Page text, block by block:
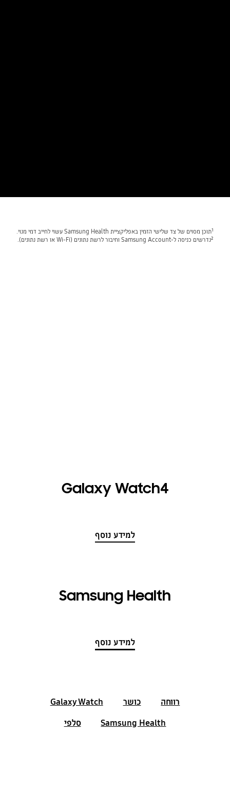
¹תוכן מסוים של צד שלישי הזמין באפליקציית Samsung Health עשוי לחייב דמי מנוי.
²נדרשים כניסה ל-‎Samsung Account וחיבור לרשת נתונים (Wi-Fi או רשת נתונים).
Galaxy Watch4
למידע נוסף
Samsung Health
למידע נוסף
רווחה כושר
Galaxy Watch
Samsung Health
סלפי